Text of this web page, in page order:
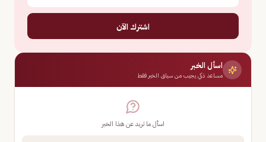
اشترك الآن
اسأل الخبر
مساعد ذكي يجيب من سياق الخبر فقط
اسأل ما تريد عن هذا الخبر